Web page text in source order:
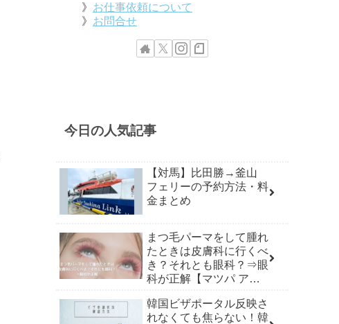
》 お仕事依頼について
》 お問合せ
今日の人気記事
【対馬】比田勝→釜山
フェリーの予約方法・料
金まとめ
まつ毛パーマをして腫れ
たときは皮膚科に行くべ
き？それとも眼科？⇒眼
科が正解【マツパ アレ
韓国ビザポータル反映さ
れなくても焦らない！韓